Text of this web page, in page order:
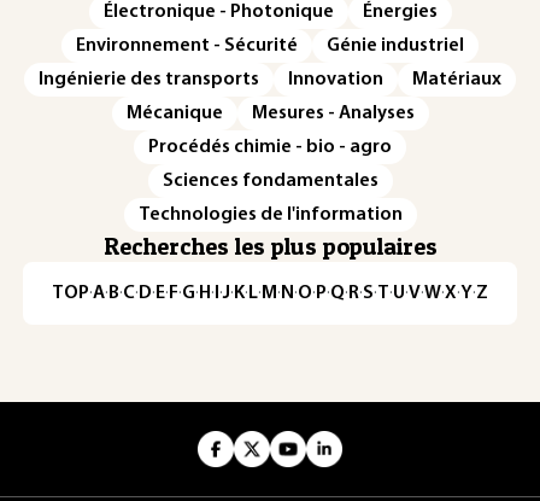
Électronique - Photonique
Énergies
Environnement - Sécurité
Génie industriel
Ingénierie des transports
Innovation
Matériaux
Mécanique
Mesures - Analyses
Procédés chimie - bio - agro
Sciences fondamentales
Technologies de l'information
Recherches les plus populaires
TOP·A·B·C· D· E· F·G· H · ·J· K· L· M · N ·O· P·Q· R·S·T·U·V·W·X·Y·Z